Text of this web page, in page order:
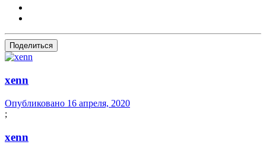
Поделиться
xenn
Опубликовано 16 апреля, 2020
;
xenn